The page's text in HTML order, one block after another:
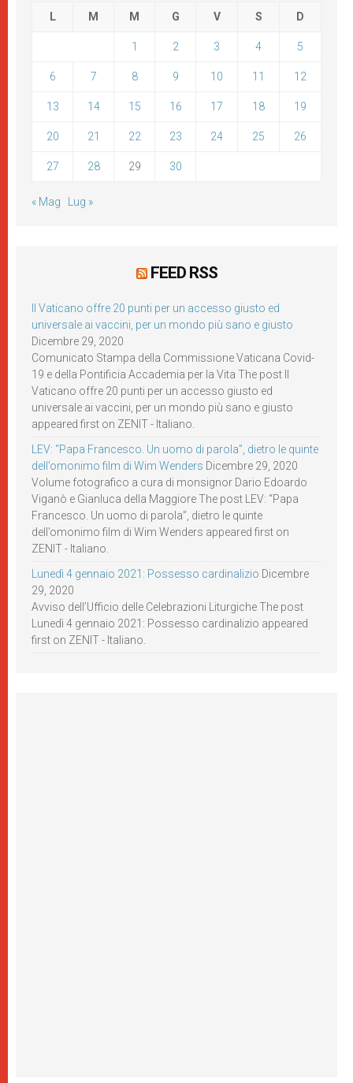
L M M G V S D
1 2 3 4 5
6 7 8 9 10 11 12
13 14 15 16 17 18 19
20 21 22 23 24 25 26
27 28 29 30
« Mag Lug »
FEED RSS
Il Vaticano offre 20 punti per un accesso giusto ed
universale ai vaccini, per un mondo più sano e giusto
Dicembre 29, 2020
Comunicato Stampa della Commissione Vaticana Covid-
19 e della Pontificia Accademia per la Vita The post Il
Vaticano offre 20 punti per un accesso giusto ed
universale ai vaccini, per un mondo più sano e giusto
appeared first on ZENIT - Italiano.
LEV: “Papa Francesco. Un uomo di parola”, dietro le quinte
dell’omonimo film di Wim Wenders Dicembre 29, 2020
Volume fotografico a cura di monsignor Dario Edoardo
Viganò e Gianluca della Maggiore The post LEV: “Papa
Francesco. Un uomo di parola”, dietro le quinte
dell’omonimo film di Wim Wenders appeared first on
ZENIT - Italiano.
Lunedì 4 gennaio 2021: Possesso cardinalizio Dicembre
29, 2020
Avviso dell’Ufficio delle Celebrazioni Liturgiche The post
Lunedì 4 gennaio 2021: Possesso cardinalizio appeared
first on ZENIT - Italiano.